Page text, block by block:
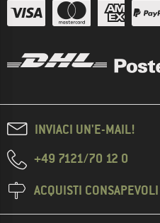
INVIACI UN'E-MAIL!
+49 7121/70 12 0
ACQUISTI CONSAPEVOLI